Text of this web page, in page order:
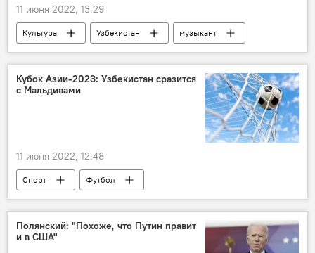
11 июня 2022, 13:29
Культура Узбекистан музыкант
Кубок Азии-2023: Узбекистан сразится
с Мальдивами
11 июня 2022, 12:48
Спорт
Футбол
Сборная Узбекистана
Полянский: "Похоже, что Путин правит
и в США"